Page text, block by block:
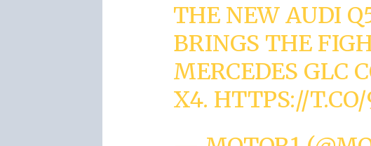
THE NEW AUDI
BRINGS THE
MERCEDES GLC
X4. HTTPS://